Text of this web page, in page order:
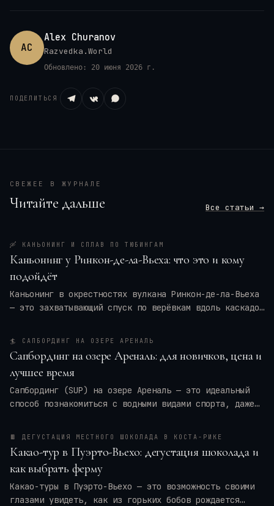
AC
Alex Churanov
Razvedka.World
Обновлено: 20 июня 2026 г.
ПОДЕЛИТЬСЯ
СВЕЖЕЕ В ЖУРНАЛЕ
Читайте дальше Все статьи →
🛶 КАНЬОНИНГ И СПЛАВ ПО ТЮБИНГАМ
Каньонинг у Ринкон-де-ла-Вьеха: что это и кому
подойдёт
Каньонинг в окрестностях вулкана Ринкон-де-ла-Вьеха
— это захватывающий спуск по верёвкам вдоль каскадов
новичков или только для профи? Мы разберём программу
тура, требования к физической форме, оптимальные
месяцы и актуальные цены на 2026 год. Вы также
получите практические советы по экипировке и
безопасности, чтобы ваше путешествие вКоста-Рику
🏄 САПБОРДИНГ НА ОЗЕРЕ АРЕНАЛЬ
Сапбординг на озере Ареналь: для новичков, цена и
лучшее время
Сапбординг (SUP) на озере Ареналь — это идеальный
способ познакомиться с водными видами спорта, даже
атмосферу. В этой статье я расскажу, сколько стоят
туры и аренда досок, когда лучше всего ехать, чтобы
избежать ветра и дождей, и как подготовиться к
первому выходу на SUP. Вы узнаете всё, чтобы
спланировать идеальный день на воде в Ла-Фортуне.
🍫 ДЕГУСТАЦИЯ МЕСТНОГО ШОКОЛАДА В КОСТА-РИКЕ
Какао-тур в Пуэрто-Вьехо: дегустация шоколада и
как выбрать ферму
Какао-туры в Пуэрто-Вьехо — это возможность своими
глазами увидеть, как из горьких бобов рождается